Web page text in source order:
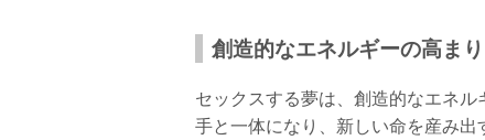
創造的なエネルギーの高まり
セックスする夢は、創造的なエネ
手と一体になり、新しい命を産み